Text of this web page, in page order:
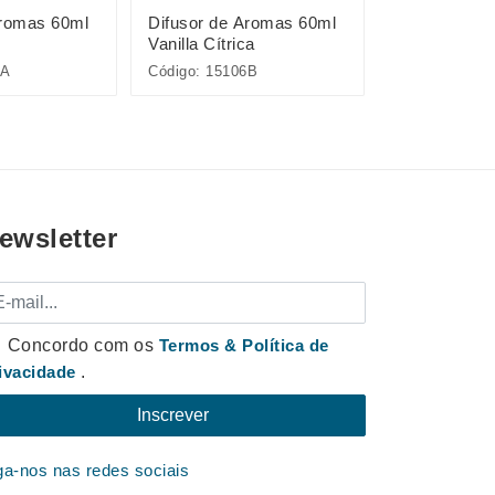
60ml
Difusor de Aromas 60ml
Vanilla Cítrica
Código: 15106B
Concordo com os Termos & Política de
.
nos nas redes sociais